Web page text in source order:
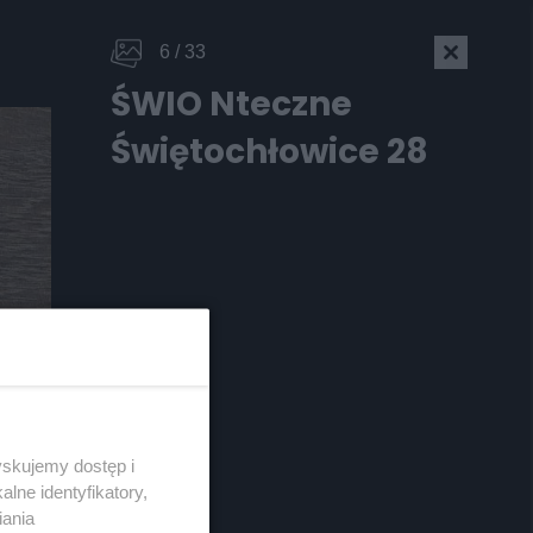
6 / 33
ŚWIO Nteczne
Świętochłowice 28
Skontakuj sięz nami
Kontakt
dostęp i
identyfikatory,